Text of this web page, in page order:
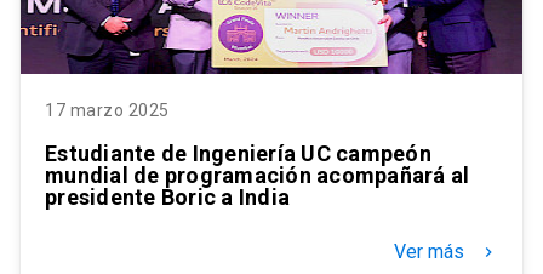
17 marzo 2025
Estudiante de Ingeniería UC campeón
mundial de programación acompañará al
presidente Boric a India
Ver más keyboard_arrow_right